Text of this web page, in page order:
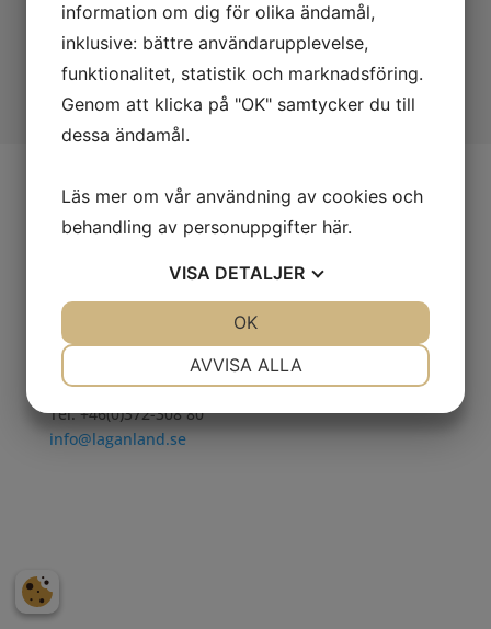
Hantverk, färger kan skifta mellan grön och brunton.
Adress
Laganland Sweden Shop, E4:an
Laganvägen 10
Kontakt
Tel. +46(0)372-308 80
info@laganland.se
information om dig för olika ändamål,
inklusive: bättre användarupplevelse,
funktionalitet, statistik och marknadsföring.
Genom att klicka på "OK" samtycker du till
dessa ändamål.
Läs mer om vår användning av cookies och
behandling av personuppgifter här.
VISA DETALJER
MARKNADSFÖRING
AVVISA ALLA
OK